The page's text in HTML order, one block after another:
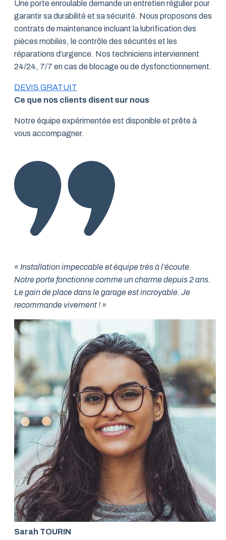
Une porte enroulable demande un entretien régulier pour
garantir sa durabilité et sa sécurité. Nous proposons des
contrats de maintenance incluant la lubrification des
pièces mobiles, le contrôle des sécurités et les
réparations d’urgence. Nos techniciens interviennent
24/24, 7/7 en cas de blocage ou de dysfonctionnement.
DEVIS GRATUIT
Ce que nos clients disent sur nous
Notre équipe expérimentée est disponible et prête à
vous accompagner.
« Installation impeccable et équipe très à l’écoute.
Notre porte fonctionne comme un charme depuis 2 ans.
Le gain de place dans le garage est incroyable. Je
recommande vivement ! »
Sarah TOURIN